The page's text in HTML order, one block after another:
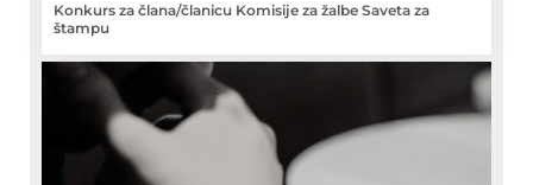
Konkurs za člana/članicu Komisije za žalbe Saveta za
štampu